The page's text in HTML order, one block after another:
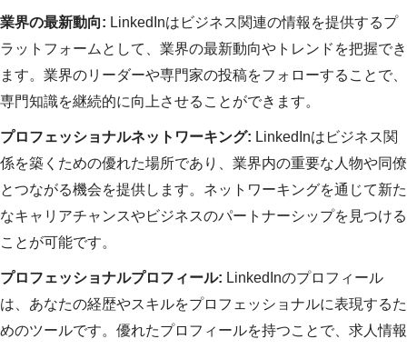
業界の最新動向: LinkedInはビジネス関連の情報を提供するプ
ラットフォームとして、業界の最新動向やトレンドを把握でき
ます。業界のリーダーや専門家の投稿をフォローすることで、
専門知識を継続的に向上させることができます。
プロフェッショナルネットワーキング: LinkedInはビジネス関
係を築くための優れた場所であり、業界内の重要な人物や同僚
とつながる機会を提供します。ネットワーキングを通じて新た
なキャリアチャンスやビジネスのパートナーシップを見つける
ことが可能です。
プロフェッショナルプロフィール: LinkedInのプロフィール
は、あなたの経歴やスキルをプロフェッショナルに表現するた
めのツールです。優れたプロフィールを持つことで、求人情報